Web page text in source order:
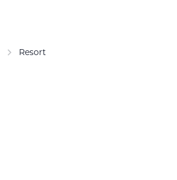
Resort